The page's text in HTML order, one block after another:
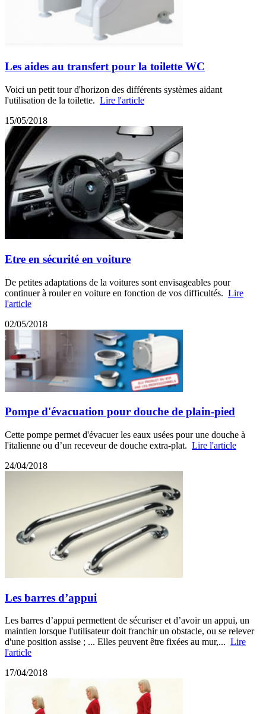
Les aides au transfert pour la toilette WC
Voici un petit tour d'horizon des différents systèmes aidant
l'utilisation de la toilette. Lire l'article
15/05/2018
Etre en sécurité en voiture
De petites adaptations de la voitures sont envisageables pour
continuer à rouler en voiture en fonction de vos difficultés. Lire
l'article
02/05/2018
Pompe d'évacuation pour douche de plain-pied
Cette pompe permet d'évacuer les eaux usées pour une douche à
l'italienne ou d’un receveur de douche extra-plat. Lire l'article
24/04/2018
Les barres d’appui
Les barres d’appui permettent de sécuriser et d’avoir un appui, un
maintien lorsque l'utilisateur doit franchir un obstacle, ou se relever
d'une position assise ; ... Elles peuvent être fixées au mur,... Lire
l'article
17/04/2018